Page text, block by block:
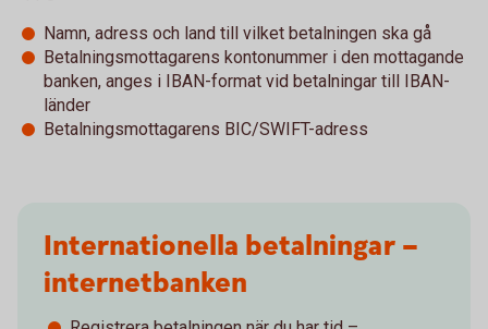
Namn, adress och land till vilket betalningen ska gå
Betalningsmottagarens kontonummer i den mottagande
banken, anges i IBAN-format vid betalningar till IBAN-
länder
Betalningsmottagarens BIC/SWIFT-adress
Internationella betalningar –
internetbanken